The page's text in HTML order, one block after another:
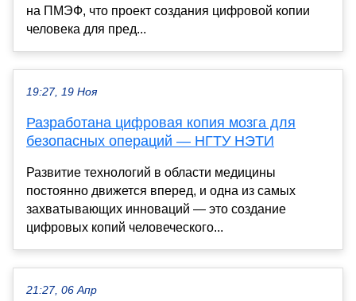
на ПМЭФ, что проект создания цифровой копии
человека для пред...
19:27, 19 Ноя
Разработана цифровая копия мозга для
безопасных операций — НГТУ НЭТИ
Развитие технологий в области медицины
постоянно движется вперед, и одна из самых
захватывающих инноваций — это создание
цифровых копий человеческого...
21:27, 06 Апр